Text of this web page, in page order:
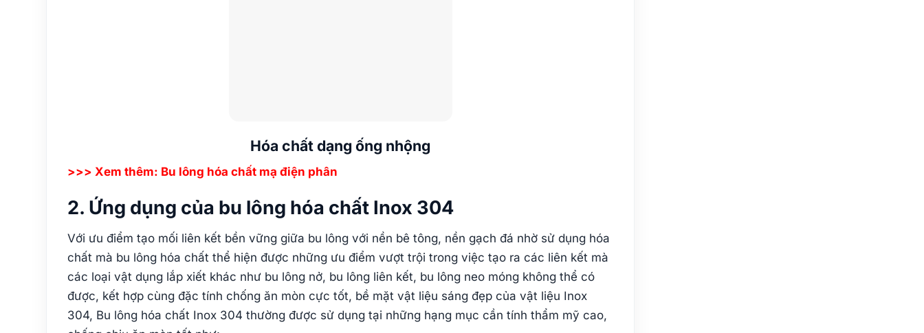
Hóa chất dạng ống nhộng
>>> Xem thêm: Bu lông hóa chất mạ điện phân
2. Ứng dụng của bu lông hóa chất Inox 304
Với ưu điểm tạo mối liên kết bền vững giữa bu lông với nền bê tông, nền gạch đá nhờ sử dụng hóa
chất mà bu lông hóa chất thể hiện được những ưu điểm vượt trội trong việc tạo ra các liên kết mà
các loại vật dụng lắp xiết khác như bu lông nở, bu lông liên kết, bu lông neo móng không thể có
được, kết hợp cùng đặc tính chống ăn mòn cực tốt, bề mặt vật liệu sáng đẹp của vật liệu Inox
304, Bu lông hóa chất Inox 304 thường được sử dụng tại những hạng mục cần tính thẩm mỹ cao,